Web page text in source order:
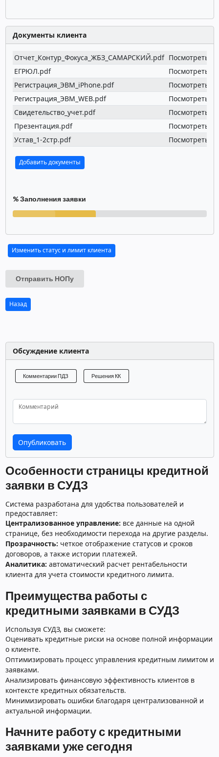
Документы клиента
Отчет_Контур_Фокуса_ЖБЗ_САМАРСКИЙ.pdf Посмотреть
ЕГРЮЛ.pdf
Посмотреть
Регистрация_ЭВМ_iPhone.pdf
Посмотреть
Регистрация_ЭВМ_WEB.pdf
Посмотреть
Свидетельство_учет.pdf
Посмотреть
Презентация.pdf
Посмотреть
Устав_1-2стр.pdf
Посмотреть
Добавить документы
% Заполнения заявки
Изменить статус и лимит клиента
Отправить НОПу
Назад
Обсуждение клиента
Комментарии ПДЗ Решения КК
Комментарий
Особенности страницы кредитной
заявки в СУДЗ
Система разработана для удобства пользователей и
предоставляет:
Централизованное управление: все данные на одной
странице, без необходимости перехода на другие разделы.
Прозрачность: четкое отображение статусов и сроков
договоров, а также истории платежей.
Аналитика: автоматический расчет рентабельности
клиента для учета стоимости кредитного лимита.
Преимущества работы с
кредитными заявками в СУДЗ
Используя СУДЗ, вы сможете:
Оценивать кредитные риски на основе полной информации
о клиенте.
Оптимизировать процесс управления кредитным лимитом и
заявками.
Анализировать финансовую эффективность клиентов в
контексте кредитных обязательств.
Минимизировать ошибки благодаря централизованной и
актуальной информации.
Начните работу с кредитными
заявками уже сегодня